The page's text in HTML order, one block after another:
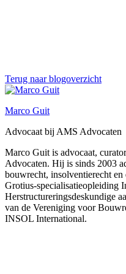
Terug naar blogoverzicht
Marco Guit
Advocaat bij AMS Advocaten
Marco Guit is advocaat,
Advocaten. Hij is sinds 2003
bouwrecht, insolventierecht
Grotius-specialisatieopleiding
Herstructureringsdeskundige
van de Vereniging voor
INSOL International.